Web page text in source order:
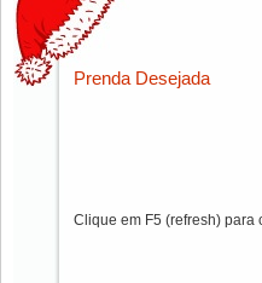
Prenda Desejada
Clique em F5 (refresh) para